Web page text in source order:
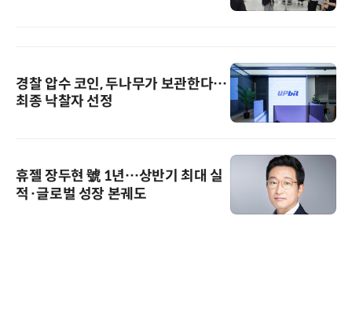
경찰 압수 코인, 두나무가 보관한다…
최종 낙찰자 선정
휴젤 장두현 號 1년…상반기 최대 실
적·글로벌 성장 본궤도